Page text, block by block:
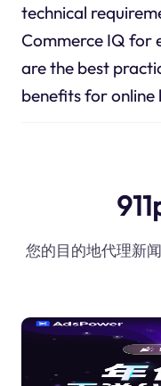
technical
Commerce IQ for
are the best
benefits for online
您的目的地代理新